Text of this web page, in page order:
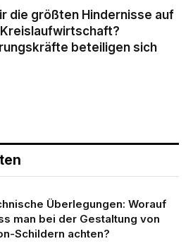
die größten Hindernisse auf
beteiligen sich
Überlegungen: Worauf
man bei der Gestaltung von
Schildern achten?